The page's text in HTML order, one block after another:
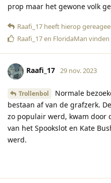
prop maar het gewone volk
Raafi_17 heeft hierop
Raafi_17en FloridaMan
Raafi_17 29 nov. 2023
Trollenbol
Normale
bestaan af van de grafzerk.
zo populair werd, kwam door
van het Spookslot en Kate
werd.